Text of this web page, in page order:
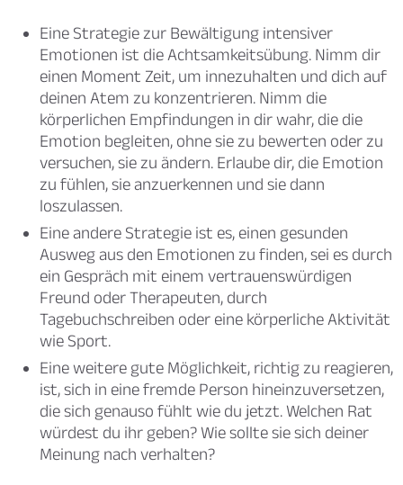
Eine Strategie zur Bewältigung intensiver
Emotionen ist die Achtsamkeitsübung. Nimm dir
einen Moment Zeit, um innezuhalten und dich auf
deinen Atem zu konzentrieren. Nimm die
körperlichen Empfindungen in dir wahr, die die
Emotion begleiten, ohne sie zu bewerten oder zu
versuchen, sie zu ändern. Erlaube dir, die Emotion
zu fühlen, sie anzuerkennen und sie dann
loszulassen.
Eine andere Strategie ist es, einen gesunden
Ausweg aus den Emotionen zu finden, sei es durch
ein Gespräch mit einem vertrauenswürdigen
Freund oder Therapeuten, durch
Tagebuchschreiben oder eine körperliche Aktivität
wie Sport.
Eine weitere gute Möglichkeit, richtig zu reagieren,
ist, sich in eine fremde Person hineinzuversetzen,
die sich genauso fühlt wie du jetzt. Welchen Rat
würdest du ihr geben? Wie sollte sie sich deiner
Meinung nach verhalten?